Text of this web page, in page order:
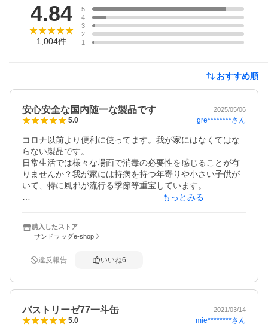
4.84
1,004件
5
4
3
2
1
おすすめ順
安心安全な国内随一な製品です 2025/05/06
5.0 gre********さん
コロナ以前より便利に使ってます。我が家にはなくてはな
らない製品です。
日常生活では様々な場面で消毒の必要性を感じることが有
りませんか？我が家には持病を持つ年寄りや小さい子供が
いて、特に風邪が流行る季節等重宝しています。
所を選ばず、子供が口に入れそうな玩具も安心して消毒で
きます。アルコール製品は以前からこだわって見てます
なんとか乗り切りました。我が家ではコロナ以降今でもス
す。手洗いも徹底してます。お陰で我が家は風邪ひとつひ
かなくなりました。
もっとみる
購入したストア
サンドラッグe-shop
違反報告 いいね6
パストリーゼ77一斗缶 2021/03/14
5.0 mie********さん